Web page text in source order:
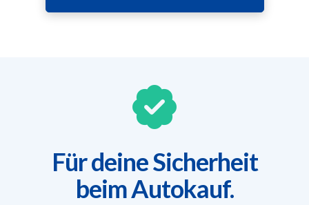
Für deine Sicherheit
beim Autokauf.